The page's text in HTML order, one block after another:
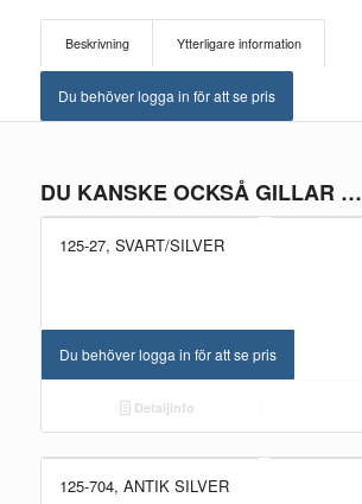
Beskrivning Ytterligare information
Du behöver logga in för att se pris
DU KANSKE OCKSÅ GILLAR …
125-27, SVART/SILVER
Du behöver logga in för att se pris
Detaljinfo
125-704, ANTIK SILVER